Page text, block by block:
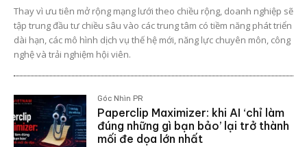
Thay vì ưu tiên mở rộng mạng lưới theo chiều rộng, doanh nghiệp sẽ
tập trung đầu tư chiều sâu vào các trung tâm có tiềm năng phát triển
dài hạn, các mô hình dịch vụ thế hệ mới, năng lực chuyên môn, công
nghệ và trải nghiệm hội viên.
Góc Nhìn PR
Paperclip Maximizer: khi AI ‘chỉ làm
đúng những gì bạn bảo’ lại trở thành
mối đe dọa lớn nhất